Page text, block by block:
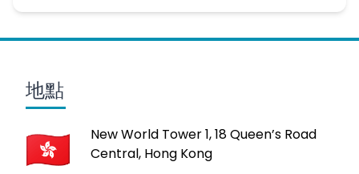
地點
New World Tower 1, 18 Queen’s Road
Central, Hong Kong